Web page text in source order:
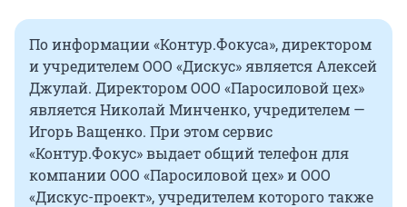
По информации «Контур.Фокуса», директором
и учредителем ООО «Дискус» является Алексей
Джулай. Директором ООО «Паросиловой цех»
является Николай Минченко, учредителем —
Игорь Ващенко. При этом сервис
«Контур.Фокус» выдает общий телефон для
компании ООО «Паросиловой цех» и ООО
«Дискус-проект», учредителем которого также